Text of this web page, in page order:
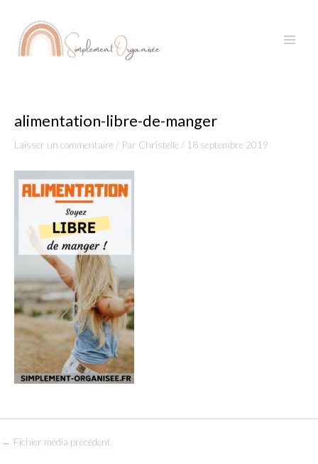
contenu
Menu
alimentation-libre-de-manger
Laisser un commentaire / Par Christelle / 18 septembre 2019
articles
← Fichier média précédent